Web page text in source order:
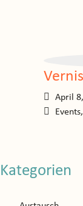
April
Events,
Kategorien